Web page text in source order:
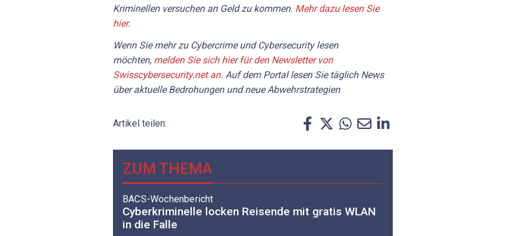
Kriminellen versuchen an Geld zu kommen. Mehr dazu lesen Sie
hier.
Wenn Sie mehr zu Cybercrime und Cybersecurity lesen
möchten, melden Sie sich hier für den Newsletter von
Swisscybersecurity.net an. Auf dem Portal lesen Sie täglich News
über aktuelle Bedrohungen und neue Abwehrstrategien
Artikel teilen:
ZUM THEMA
BACS-Wochenbericht
Cyberkriminelle locken Reisende mit gratis WLAN
in die Falle